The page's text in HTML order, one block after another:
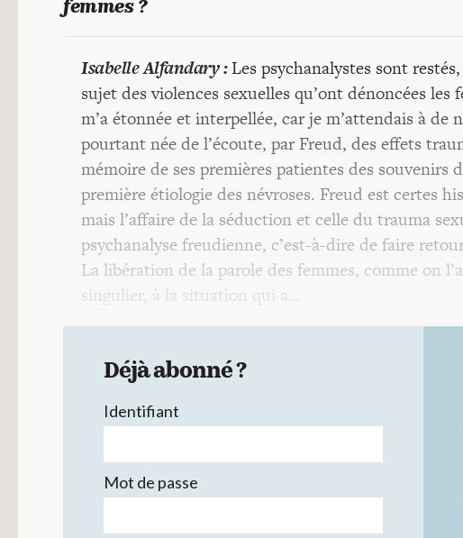
femmes ?
Isabelle Alfandary :Les psychanalystes sont
sujet des violences sexuelles qu’ont dénoncées
m’a étonnée et interpellée, car je m’attendais à de
pourtant née de l’écoute, par Freud, des effets
mémoire de ses premières patientes des souvenirs
première étiologie des névroses. Freud est certes
mais l’affaire de la séduction et celle du trauma
psychanalyse freudienne, c’est-à-dire de faire
La libération de la parole des femmes, comme on
singulier, à la situation qui a…
Déjà abonné ?
Identifiant
Mot de passe